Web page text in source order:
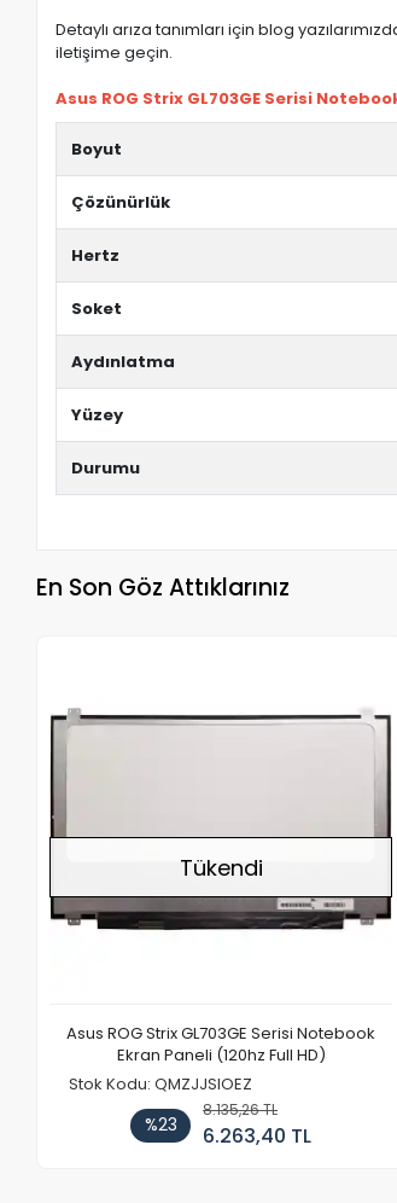
Detaylı arıza tanımları için blog
iletişime geçin.
Asus ROG Strix GL703GE Serisi
Boyut
Çözünürlük
Hertz
Soket
Aydınlatma
Yüzey
Durumu
En Son Göz Attıklarınız
Tükendi
Asus ROG Strix GL703GE Serisi Notebook
Ekran Paneli (120hz Full HD)
Stok Kodu: QMZJJSIOEZ
%23
8.135,26 TL
6.263,40 TL